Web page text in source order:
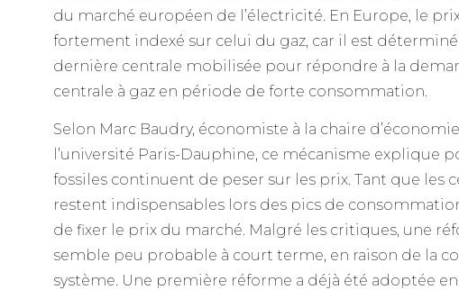
du marché européen de l’électricité. En Europe, le
fortement indexé sur celui du gaz, car il est
dernière centrale mobilisée pour répondre à la
centrale à gaz en période de forte consommation.
Selon Marc Baudry, économiste à la chaire
l’université Paris-Dauphine, ce mécanisme explique
fossiles continuent de peser sur les prix. Tant que les
restent indispensables lors des pics de
de fixer le prix du marché. Malgré les critiques, une
semble peu probable à court terme, en raison de la
système. Une première réforme a déjà été adoptée